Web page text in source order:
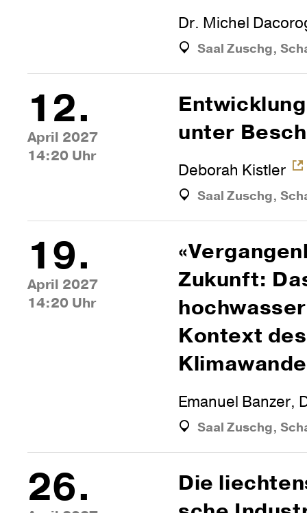
Dr. Michel
Saal Zuschg,
12.
April 2027
14:20 Uhr
unter
Deborah Kistler
Saal Zuschg,
19.
April 2027
14:20 Uhr
Zukunft:
Kon­text des
Emanuel Banzer,
Saal Zuschg,
26.
Die